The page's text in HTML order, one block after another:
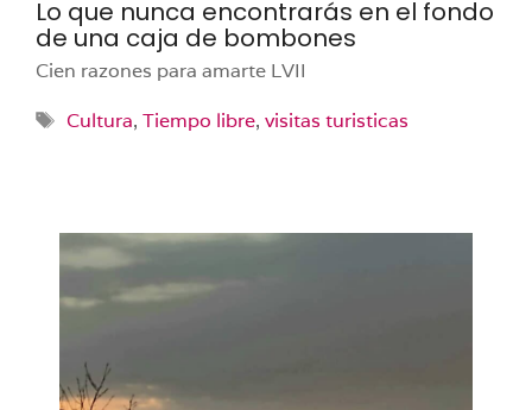
Lo que nunca encontrarás en el fondo
de una caja de bombones
Cien razones para amarte LVII
Etiquetas
Cultura, Tiempo libre, visitas turisticas